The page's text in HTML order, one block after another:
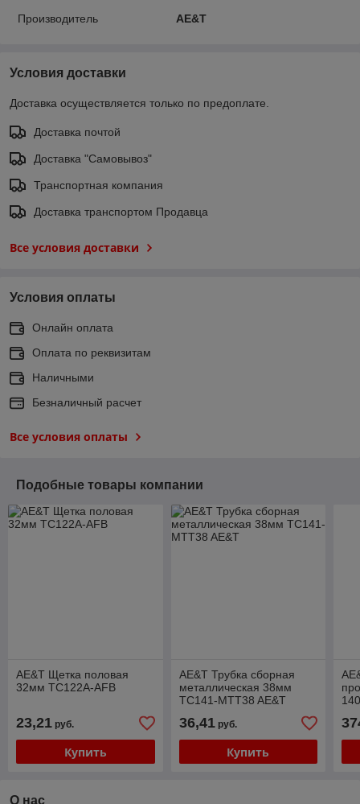
Производитель AE&T
Условия доставки
Доставка осуществляется только по предоплате.
Доставка почтой
Доставка "Самовывоз"
Транспортная компания
Доставка транспортом Продавца
Все условия доставки
Условия оплаты
Онлайн оплата
Оплата по реквизитам
Наличными
Безналичный расчет
Все условия оплаты
Подобные товары компании
AE&T Щетка половая
32мм TC122A-AFB
23,21 руб.
Купить
AE&T Трубка сборная
металлическая 38мм
TC141-MTT38 AE&T
36,41руб.
Купить
О нас